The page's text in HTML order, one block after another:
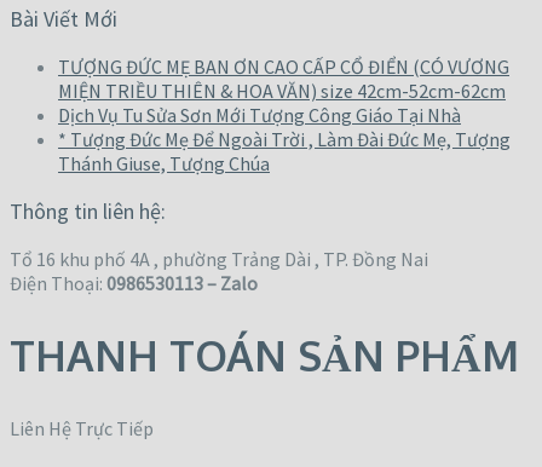
Bài Viết Mới
TƯỢNG ĐỨC MẸ BAN ƠN CAO CẤP CỔ ĐIỂN (CÓ VƯƠNG
MIỆN TRIỀU THIÊN & HOA VĂN) size 42cm-52cm-62cm
Dịch Vụ Tu Sửa Sơn Mới Tượng Công Giáo Tại Nhà
* Tượng Đức Mẹ Để Ngoài Trời , Làm Đài Đức Mẹ, Tượng
Thánh Giuse, Tượng Chúa
Thông tin liên hệ:
Tổ 16 khu phố 4A , phường Trảng Dài , TP. Đồng Nai
Điện Thoại: 0986530113 – Zalo
THANH TOÁN SẢN PHẨM
Liên Hệ Trực Tiếp